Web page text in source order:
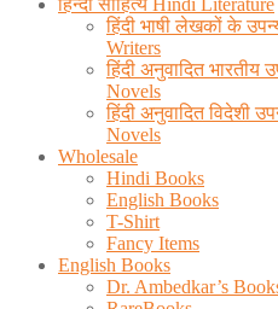
हिंदी भाषी लेखकों के
Writers
हिंदी अनुवादित
Novels
हिंदी अनुवादित विदेशी
Novels
Wholesale
Hindi Books
English Books
T-Shirt
Fancy Items
English Books
Dr. Ambedkar’s